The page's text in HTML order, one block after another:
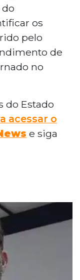
os
pelo
de
no
do Estado
acessar o
e siga